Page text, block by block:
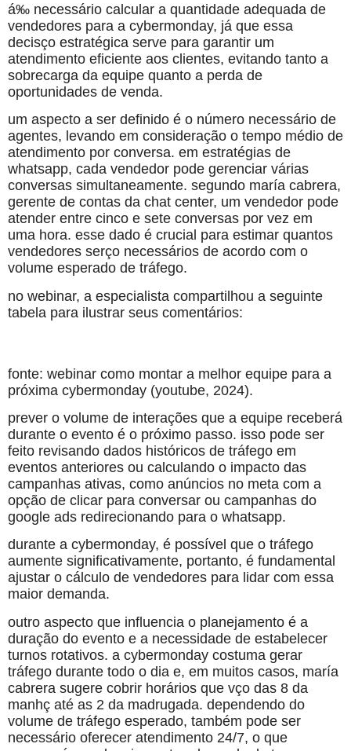
á‰ necessário calcular a quantidade adequada de
vendedores para a cybermonday, já que essa
decisço estratégica serve para garantir um
atendimento eficiente aos clientes, evitando tanto a
sobrecarga da equipe quanto a perda de
oportunidades de venda.
um aspecto a ser definido é o número necessário de
agentes, levando em consideração o tempo médio de
atendimento por conversa. em estratégias de
whatsapp, cada vendedor pode gerenciar várias
conversas simultaneamente. segundo maría cabrera,
gerente de contas da chat center, um vendedor pode
atender entre cinco e sete conversas por vez em
uma hora. esse dado é crucial para estimar quantos
vendedores serço necessários de acordo com o
volume esperado de tráfego.
no webinar, a especialista compartilhou a seguinte
tabela para ilustrar seus comentários:
fonte: webinar como montar a melhor equipe para a
próxima cybermonday (youtube, 2024).
prever o volume de interações que a equipe receberá
durante o evento é o próximo passo. isso pode ser
feito revisando dados históricos de tráfego em
eventos anteriores ou calculando o impacto das
campanhas ativas, como anúncios no meta com a
opção de clicar para conversar ou campanhas do
google ads redirecionando para o whatsapp.
durante a cybermonday, é possível que o tráfego
aumente significativamente, portanto, é fundamental
ajustar o cálculo de vendedores para lidar com essa
maior demanda.
outro aspecto que influencia o planejamento é a
duração do evento e a necessidade de estabelecer
turnos rotativos. a cybermonday costuma gerar
tráfego durante todo o dia e, em muitos casos, maría
cabrera sugere cobrir horários que vço das 8 da
manhç até as 2 da madrugada. dependendo do
volume de tráfego esperado, também pode ser
necessário oferecer atendimento 24/7, o que